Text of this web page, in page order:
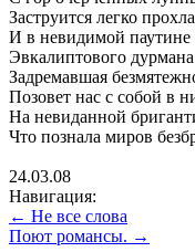
Заструится легко
И в невидимой паутине
Эвкалиптового дурмана
Задремавшая
Позовет нас с собой в
На невиданной
Что познала миров
24.03.08
Навигация:
← Не все слова
Поют романсы. →